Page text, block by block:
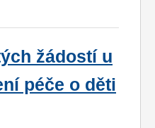
žádostí u
péče o děti